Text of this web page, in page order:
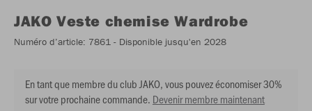
JAKO Veste chemise Wardrobe
Numéro d’article: 7861 - Disponible jusqu'en 2028
En tant que membre du club JAKO, vous pouvez économiser 30%
sur votre prochaine commande. Devenir membre maintenant